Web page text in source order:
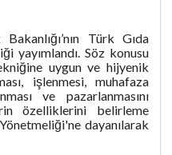
Türk Gıda
yayımlandı. Söz konusu
uygun ve hijyenik
işlenmesi, muhafaza
ve pazarlanmasını
özelliklerini belirleme
dayanılarak